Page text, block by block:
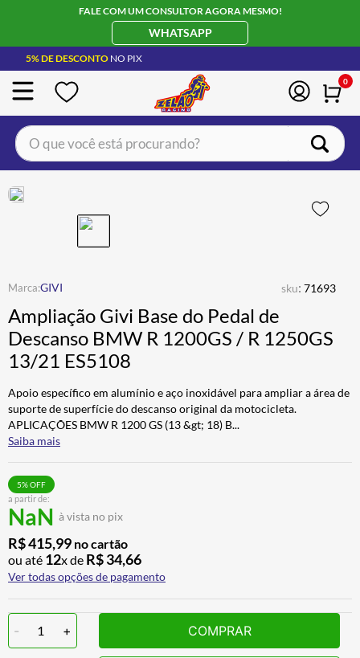
FALE COM UM CONSULTOR AGORA MESMO!
WHATSAPP
5% DE DESCONTO NO PIX
0
O que você está procurando?
GIVI sku: 71693
Ampliação Givi Base do Pedal de
Descanso BMW R 1200GS / R 1250GS
13/21 ES5108
Apoio específico em alumínio e aço inoxidável para ampliar a área de
suporte de superfície do descanso original da motocicleta.
APLICAÇÕES BMW R 1200 GS (13 &gt; 18) B...
Saiba mais
a partir de:
NaN à vista no pix
5% OFF
R$415,99 no cartão
ou até 12x de R$34,66
Ver todas opções de pagamento
- 1 + COMPRAR
BOTA
4º ÓCULOS SOLAR
5º LUVA
6º BAU
7 º ALPINESTAR
8º AIROH
9º CALÇA